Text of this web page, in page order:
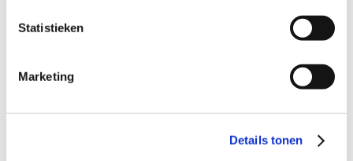
Statistieken
Marketing
Details tonen
Ben jij dat fijne buurtgezin voor een